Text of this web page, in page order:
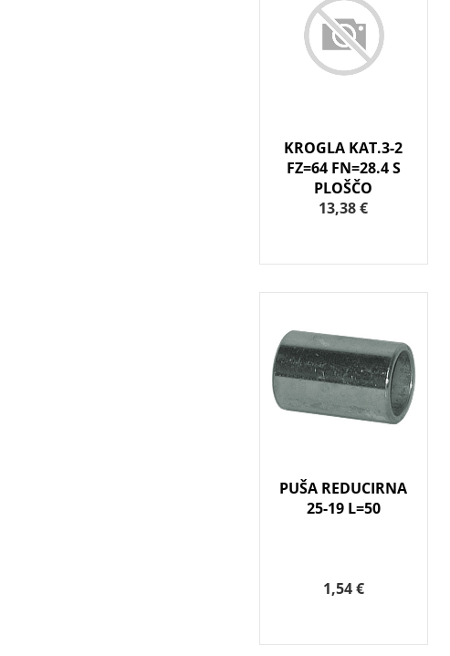
KROGLA KAT.3-2
FZ=64 FN=28.4 S
PLOŠČO
13,38 €
PUŠA REDUCIRNA
25-19 L=50
1,54 €